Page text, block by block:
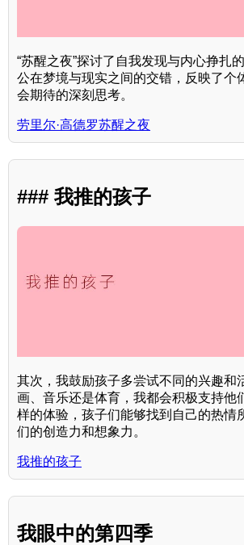
“苏醒之夜”探讨了自我发现与内心挣扎
公在梦境与现实之间的交错，反映了个
会期待的深刻思考。
劳里尔·高德罗苏醒之夜
### 我推的孩子
其次，我鼓励孩子多尝试不同的兴趣和
画、音乐还是体育，我都会积极支持他
样的体验，孩子们能够找到自己的热情
们的创造力和想象力。
我推的孩子
我眼中的第四季